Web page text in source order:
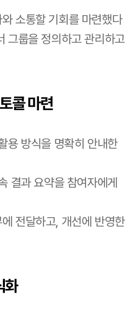
소통할 기회를 마련했다
그룹을 정의하고 관리하고
콜 마련
용 방식을 명확히 안내한
결과 요약을 참여자에게
전달하고, 개선에 반영한
화